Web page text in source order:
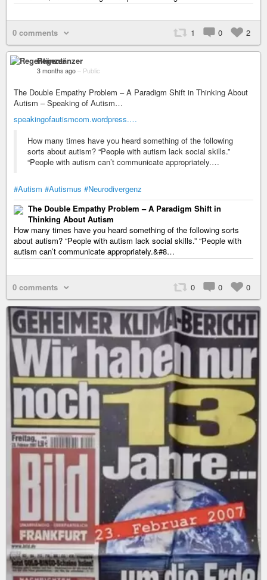
0 comments 1 0 2
Regentänzer
3 months ago – Public
The Double Empathy Problem – A Paradigm Shift in Thinking About
Autism – Speaking of Autism…
speakingofautismcom.wordpress.…
How many times have you heard something of the following
sorts about autism? “People with autism lack social skills.”
“People with autism can’t communicate appropriately.…
#Autism #Autismus #Neurodivergenz
The Double Empathy Problem – A Paradigm Shift in
Thinking About Autism
How many times have you heard something of the following sorts
about autism? “People with autism lack social skills.” “People with
autism can’t communicate appropriately.&#8…
0 comments 0 0 0